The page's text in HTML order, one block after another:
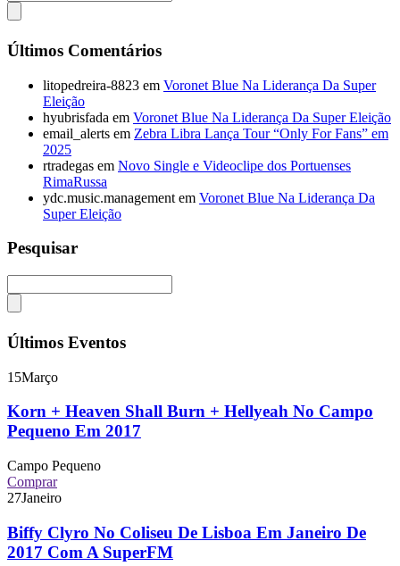
Últimos Comentários
litopedreira-8823 em Voronet Blue Na Liderança Da Super
Eleição
hyubrisfada em Voronet Blue Na Liderança Da Super Eleição
email_alerts em Zebra Libra Lança Tour “Only For Fans” em
2025
rtradegas em Novo Single e Videoclipe dos Portuenses
RimaRussa
ydc.music.management em Voronet Blue Na Liderança Da
Super Eleição
Pesquisar
Últimos Eventos
15Março
Korn + Heaven Shall Burn + Hellyeah No Campo
Pequeno Em 2017
Campo Pequeno
Comprar
27Janeiro
Biffy Clyro No Coliseu De Lisboa Em Janeiro De
2017 Com A SuperFM